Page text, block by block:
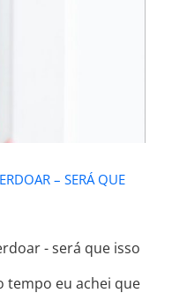
DÁ PRA
ISSO É
– SERÁ QUE
- será que isso
tempo eu achei que